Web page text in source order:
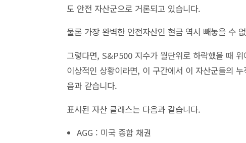
도 안전 자산군으로 거론되고 있습니다.
물론 가장 완벽한 안전자산인 현금 역시 빼놓을 수
그렇다면, S&P500 지수가 월단위로 하락했을 때
이상적인 상황이라면, 이 구간에서 이 자산군들의
음과 같습니다.
표시된 자산 클래스는 다음과 같습니다.
AGG : 미국 종합 채권